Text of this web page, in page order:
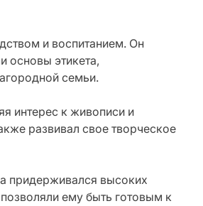
и воспитанием. Он
основы этикета,
семьи.
интерес к живописи и
развивал свое творческое
придерживался высоких
ему быть готовым к